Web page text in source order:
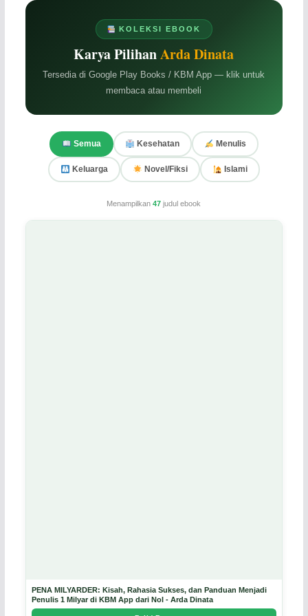
KOLEKSI EBOOK
Karya PilihanArda Dinata
Tersedia di Google Play Books / KBM App — klik untuk
membaca atau membeli
Semua Kesehatan Menulis
Keluarga Novel/Fiksi Islami
Menampilkan47 judul ebook
PENA MILYARDER: Kisah, Rahasia Sukses, dan Panduan Menjadi
Penulis 1 Milyar di KBM App dari Nol - Arda Dinata